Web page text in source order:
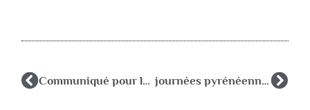
Communiqué pour la journée d’actions du 21 janvier journées pyrénéennes